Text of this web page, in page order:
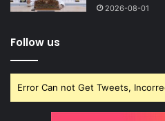
2026-08-01
Follow us
Error Can not Get Tweets,